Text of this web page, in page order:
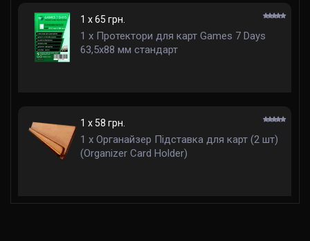
1 x 65 грн.
1 x Протектори для карт Games 7 Days
63,5x88 мм стандарт
1 x 58 грн.
1 x Органайзер Підставка для карт (2 шт)
(Organizer Card Holder)